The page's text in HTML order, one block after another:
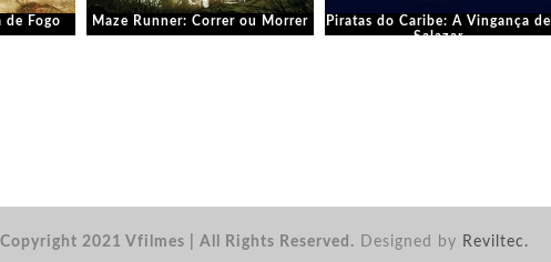
de Fogo Maze Runner: Correr ou Morrer
Piratas do Caribe: A Vingança de
Salazar
Copyright 2021 Vfilmes | All Rights Reserved. Designed by Reviltec.